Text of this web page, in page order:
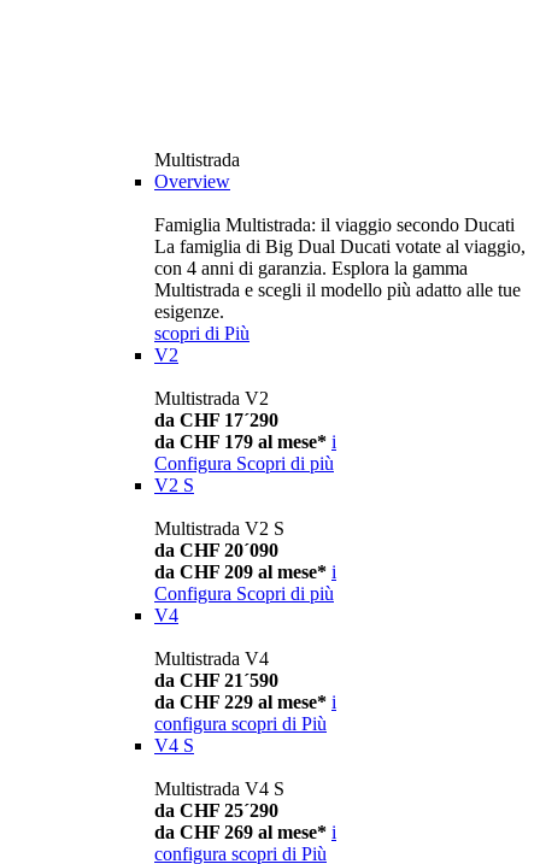
Multistrada
Overview
Famiglia Multistrada: il viaggio secondo Ducati
La famiglia di Big Dual Ducati votate al viaggio,
con 4 anni di garanzia. Esplora la gamma
Multistrada e scegli il modello più adatto alle tue
esigenze.
scopri di Più
V2
Multistrada V2
da CHF 17´290
da CHF 179 al mese* i
Configura Scopri di più
V2 S
Multistrada V2 S
da CHF 20´090
da CHF 209 al mese* i
Configura Scopri di più
V4
Multistrada V4
da CHF 21´590
da CHF 229 al mese* i
configura scopri di Più
V4 S
Multistrada V4 S
da CHF 25´290
da CHF 269 al mese* i
configura scopri di Più